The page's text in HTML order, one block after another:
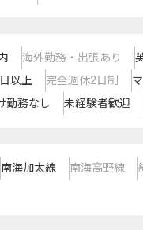
海外勤務・出張あり
以上 完全週休2日制
勤務なし 未経験者歓迎
南海加太線 南海高野線